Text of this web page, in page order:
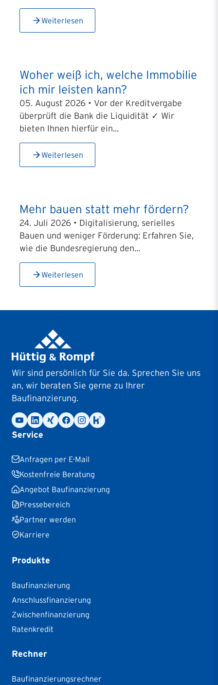
Weiterlesen
Woher weiß ich, welche Immobilie
ich mir leisten kann?
05. August 2026 • Vor der Kreditvergabe
überprüft die Bank die Liquidität ✓ Wir
bieten Ihnen hierfür ein...
Weiterlesen
Mehr bauen statt mehr fördern?
24. Juli 2026 • Digitalisierung, serielles
Bauen und weniger Förderung: Erfahren Sie,
wie die Bundesregierung den...
Weiterlesen
Wir sind persönlich für Sie da. Sprechen Sie uns
an, wir beraten Sie gerne zu Ihrer
Baufinanzierung.
Service
Anfragen per E-Mail
Kostenfreie Beratung
Angebot Baufinanzierung
Pressebereich
Partner werden
Karriere
Produkte
Baufinanzierung
Anschlussfinanzierung
Zwischenfinanzierung
Ratenkredit
Rechner
Baufinanzierungsrechner